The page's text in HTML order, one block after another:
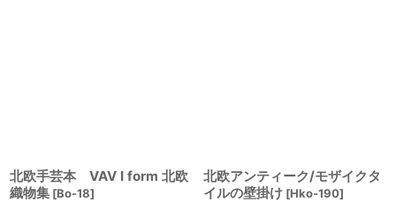
北欧手芸本 VAV I form 北欧
織物集 [Bo-18]
北欧アンティーク/モザイクタ
イルの壁掛け [Hko-190]